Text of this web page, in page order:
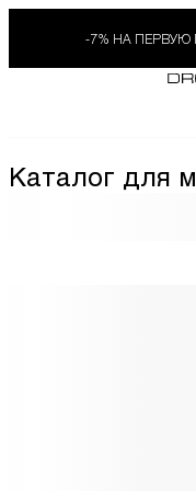
-7% НА
Каталог для